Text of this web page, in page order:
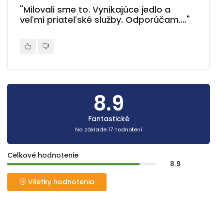
"Milovali sme to. Vynikajúce jedlo a
veľmi priateľské služby. Odporúčam.…"
8.9
Fantastické
Na základe 17 hodnotení
Celkové hodnotenie
8.9
Všetky hodnotenia